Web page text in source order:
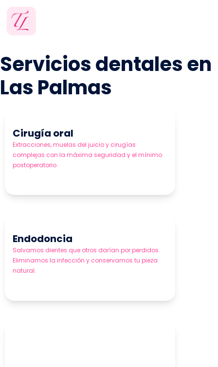
Servicios dentales en
Las Palmas
Cirugía oral
Extracciones, muelas del juicio y cirugías
complejas con la máxima seguridad y el mínimo
postoperatorio.
Endodoncia
Salvamos dientes que otros darían por perdidos.
Eliminamos la infección y conservamos tu pieza
natural.